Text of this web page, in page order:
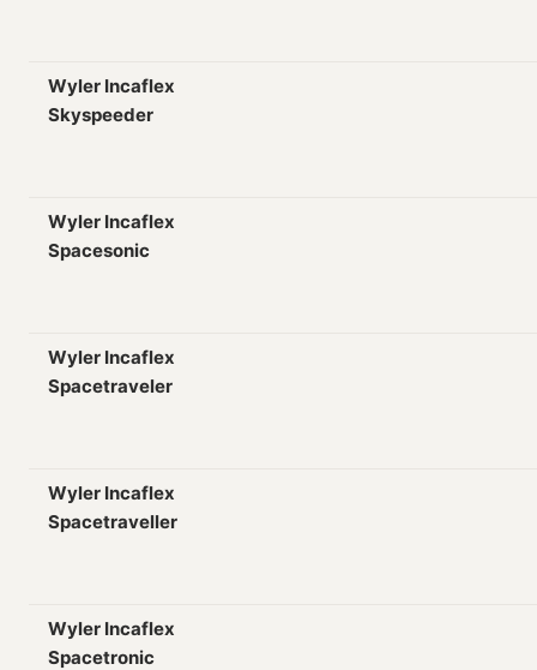
Wyler Incaflex
Skyspeeder
Wyler Incaflex
Spacesonic
Wyler Incaflex
Spacetraveler
Wyler Incaflex
Spacetraveller
Wyler Incaflex
Spacetronic